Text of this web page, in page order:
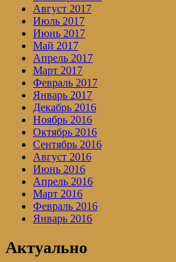
Август 2017
Июль 2017
Июнь 2017
Май 2017
Апрель 2017
Март 2017
Февраль 2017
Январь 2017
Декабрь 2016
Ноябрь 2016
Октябрь 2016
Сентябрь 2016
Август 2016
Июнь 2016
Апрель 2016
Март 2016
Февраль 2016
Январь 2016
Актуально